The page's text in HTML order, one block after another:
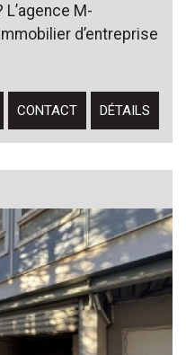
M-
d’entreprise
CONTACT DÉTAILS